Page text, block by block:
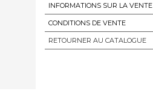
INFORMATIONS SUR LA VENTE
CONDITIONS DE VENTE
RETOURNER AU CATALOGUE